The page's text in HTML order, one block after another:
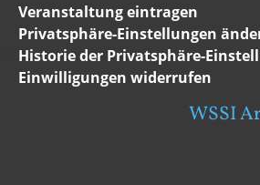
Veranstaltung eintragen
Privatsphäre-Einstellungen
Historie der Privatsphäre-
Einwilligungen widerrufen
WSSI